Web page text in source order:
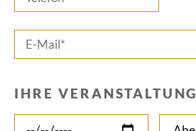
IHRE VERANSTALTUNG